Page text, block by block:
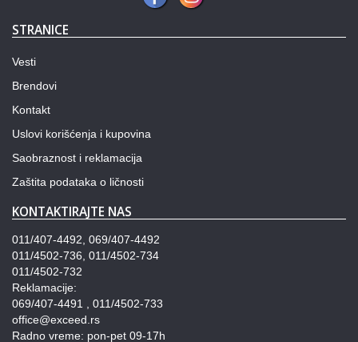
STRANICE
Vesti
Brendovi
Kontakt
Uslovi korišćenja i kupovina
Saobraznost i reklamacija
Zaštita podataka o ličnosti
KONTAKTIRAJTE NAS
011/407-4492, 069/407-4492
011/4502-736, 011/4502-734
011/4502-732
Reklamacije:
069/407-4491 , 011/4502-733
office@exceed.rs
Radno vreme: pon-pet 09-17h